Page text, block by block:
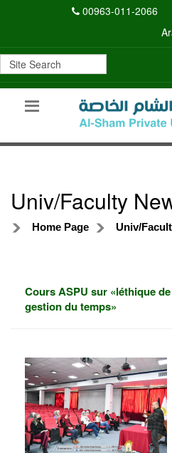
00963-011-2066
Univ/Faculty
Home Page Univ/
Cours ASPU sur «léthique
gestion du temps»